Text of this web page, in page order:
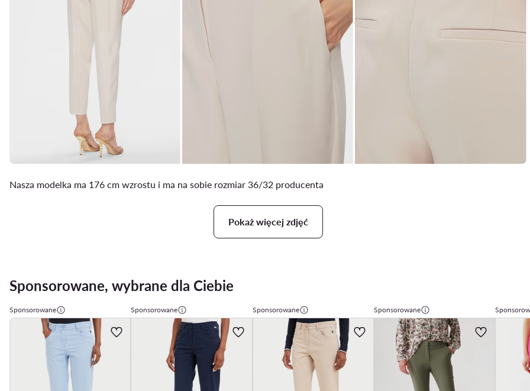
Nasza modelka ma 176 cm wzrostu i ma na sobie rozmiar 36/32 producenta
Pokaż więcej zdjęć
Sponsorowane, wybrane dla Ciebie
Sponsorowane Sponsorowane Sponsorowane Sponsorowane